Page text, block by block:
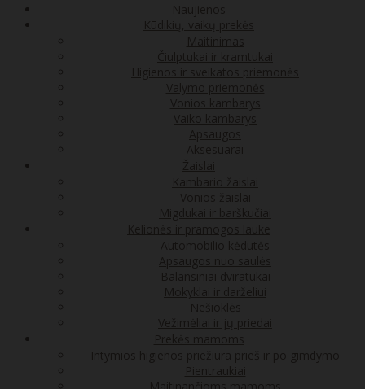
Naujienos
Kūdikių, vaikų prekės
Maitinimas
Čiulptukai ir kramtukai
Higienos ir sveikatos priemonės
Valymo priemonės
Vonios kambarys
Vaiko kambarys
Apsaugos
Aksesuarai
Žaislai
Kambario žaislai
Vonios žaislai
Migdukai ir barškučiai
Kelionės ir pramogos lauke
Automobilio kėdutės
Apsaugos nuo saulės
Balansiniai dviratukai
Mokyklai ir darželiui
Nešioklės
Vežimėliai ir jų priedai
Prekės mamoms
Intymios higienos priežiūra prieš ir po gimdymo
Pientraukiai
Maitinančioms mamoms